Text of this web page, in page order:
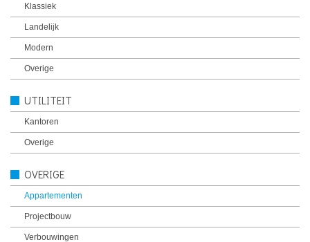
Klassiek
Landelijk
Modern
Overige
UTILITEIT
Kantoren
Overige
OVERIGE
Appartementen
Projectbouw
Verbouwingen